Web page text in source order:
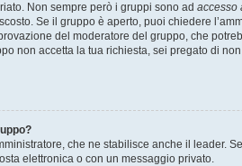
Non sempre però i gruppi sono ad accesso
Se il gruppo è aperto, puoi chiedere
del moderatore del gruppo, che
non accetta la tua richiesta, sei pregato di
che ne stabilisce anche il leader.
elettronica o con un messaggio privato.